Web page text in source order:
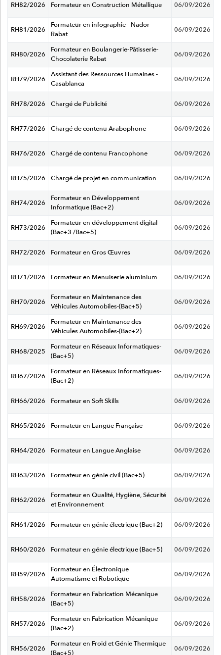
RH82/2026 Formateur en Construction Métallique 06/09/2026
RH81/2026
Formateur en infographie - Nador -
Rabat
06/09/2026
RH80/2026
Formateur en Boulangerie-Pâtisserie-
Chocolaterie Rabat
06/09/2026
RH79/2026
Assistant des Ressources Humaines -
Casablanca
06/09/2026
RH78/2026 Chargé de Publicité 06/09/2026
RH77/2026 Chargé de contenu Arabophone 06/09/2026
RH76/2026 Chargé de contenu Francophone 06/09/2026
RH75/2026 Chargé de projet en communication 06/09/2026
RH74/2026
Formateur en Développement
Informatique (Bac+2)
06/09/2026
RH73/2026
Formateur en développement digital
(Bac+3 /Bac+5)
06/09/2026
RH72/2026 Formateur en Gros Œuvres 06/09/2026
RH71/2026 Formateur en Menuiserie aluminium 06/09/2026
RH70/2026
Formateur en Maintenance des
Véhicules Automobiles-(Bac+5)
06/09/2026
RH69/2026
Formateur en Maintenance des
Véhicules Automobiles-(Bac+2)
06/09/2026
RH68/2025
Formateur en Réseaux Informatiques-
(Bac+5)
06/09/2026
RH67/2026
Formateur en Réseaux Informatiques-
(Bac+2)
06/09/2026
RH66/2026 Formateur en Soft Skills 06/09/2026
RH65/2026 Formateur en Langue Française 06/09/2026
RH64/2026 Formateur en Langue Anglaise 06/09/2026
RH63/2026 Formateur en génie civil (Bac+5) 06/09/2026
RH62/2026
Formateur en Qualité, Hygiène, Sécurité
et Environnement
06/09/2026
RH61/2026 Formateur en génie électrique (Bac+2) 06/09/2026
RH60/2026 Formateur en génie électrique (Bac+5) 06/09/2026
RH59/2026
Formateur en Électronique
Automatisme et Robotique
06/09/2026
RH58/2026
Formateur en Fabrication Mécanique
(Bac+5)
06/09/2026
RH57/2026
Formateur en Fabrication Mécanique
(Bac+2)
06/09/2026
RH56/2026
Formateur en Froid et Génie Thermique
06/09/2026